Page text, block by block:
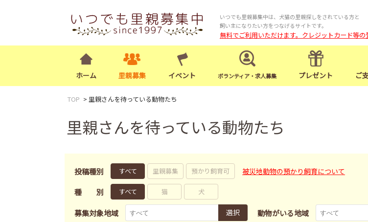
いつでも里親募集中は、犬猫の里親探しをされている方と
飼い主になりたい方をつなげるサイトです。
無料でご利用いただけます。クレジットカード等の
ホーム 里親募集 イベント ボランティア・求人募集 プレゼント ご
TOP 里親さんを待っている動物たち
里親さんを待っている動物たち
投稿種別 すべて 里親募集 預かり飼育可 被災地動物の預かり飼育について
種別 すべて 猫 犬
募集対象地域 選択 動物がいる地域